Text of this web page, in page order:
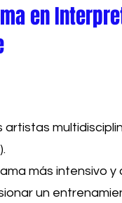
en
artistas
más intensivo
un